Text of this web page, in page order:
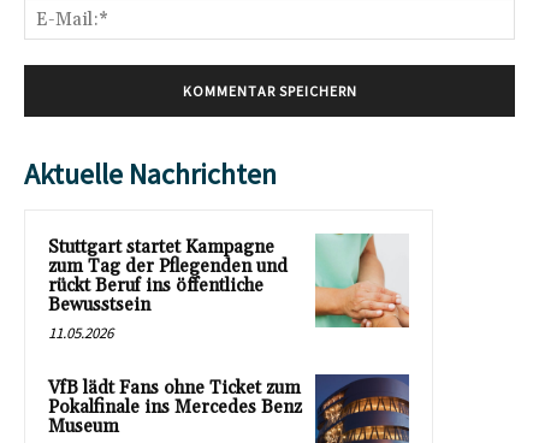
Aktuelle Nachrichten
Stuttgart startet Kampagne
zum Tag der Pflegenden und
rückt Beruf ins öffentliche
Bewusstsein
11.05.2026
VfB lädt Fans ohne Ticket zum
Pokalfinale ins Mercedes Benz
Museum